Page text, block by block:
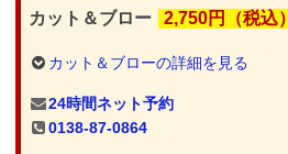
カット＆ブロー 2,750円（税込）
カット＆ブローの詳細を見る
24時間ネット予約
0138-87-0864